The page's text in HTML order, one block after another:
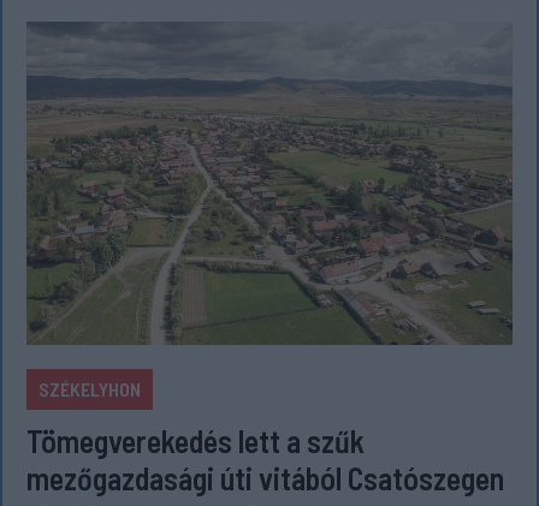
SZÉKELYHON
Tömegverekedés lett a szűk
mezőgazdasági úti vitából Csatószegen